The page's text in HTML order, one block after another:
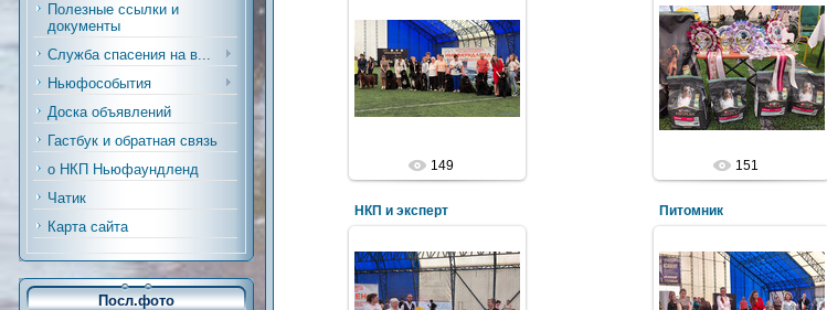
Полезные ссылки и
документы
Служба спасения на в...
Ньюфособытия
Доска объявлений
Гастбук и обратная связь
о НКП Ньюфаундленд
Чатик
Карта сайта
Посл.фото
149 151
НКП и эксперт Питомник